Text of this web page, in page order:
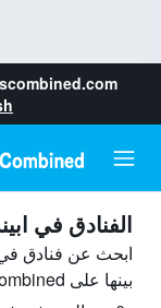
الفنادق في
ابحث عن فنادق
بينها على HotelsCombined ووفّر.